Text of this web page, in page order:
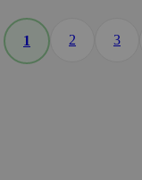
1 2 3